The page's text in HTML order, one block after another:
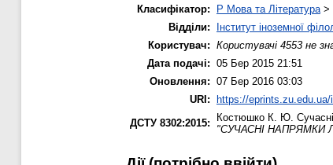
Класифікатор:
P Мова та Література>
Відділи:
Інститут іноземної
Користувач: Користувачі 4553 не
Дата подачі: 05 Бер 2015 21:51
Оновлення: 07 Бер 2016 03:03
URI:
https://
ДСТУ 8302:2015:
Костюшко К. Ю.
"CУЧАСНІ НАПРЯМКИ